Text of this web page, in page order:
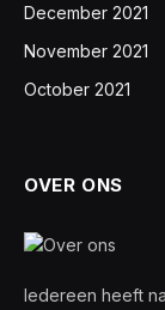
December 2021
November 2021
October 2021
OVER ONS
Iedereen heeft